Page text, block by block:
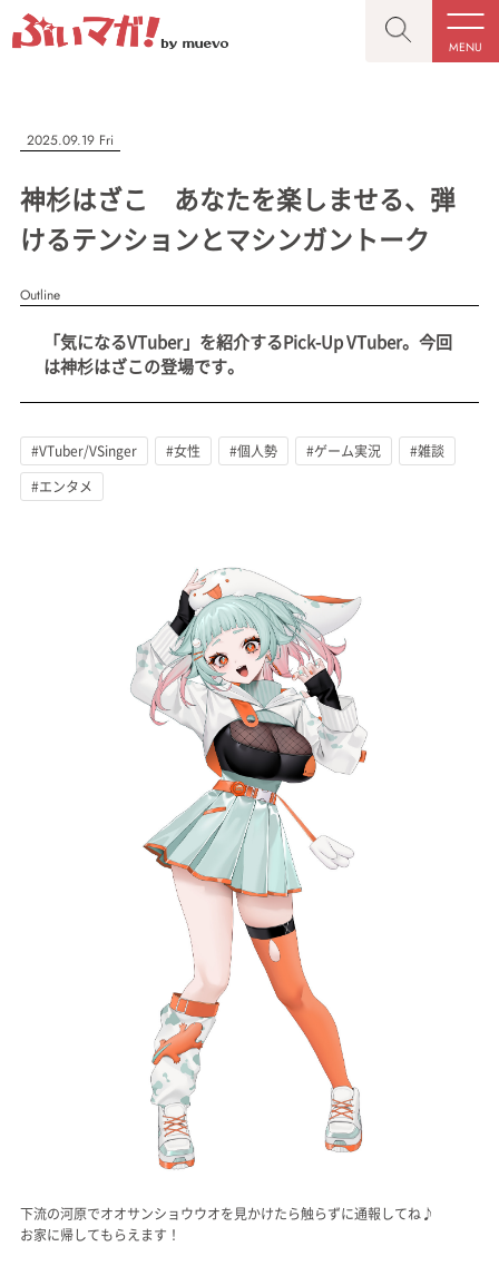
MENU
CLOSE
記事を検索する
人気ワード
#VTuber/VSinger #男性 #女性 #バ美肉 #男の娘
#Vtuberグループ
CLOSE
“推しへの応援を形にする”VTuber専門メディア
MENU
記事一覧
会社概要
お問い合わせ
muevoクラウドファンディング
2025.09.19 Fri
神杉はざこ あなたを楽しませる、弾
けるテンションとマシンガントーク
Outline
「気になるVTuber」を紹介するPick-Up VTuber。今回
は神杉はざこの登場です。
#VTuber/VSinger #女性 #個人勢 #ゲーム実況
#雑談
#エンタメ
下流の河原でオオサンショウウオを見かけたら触らずに通報してね♪
お家に帰してもらえます！